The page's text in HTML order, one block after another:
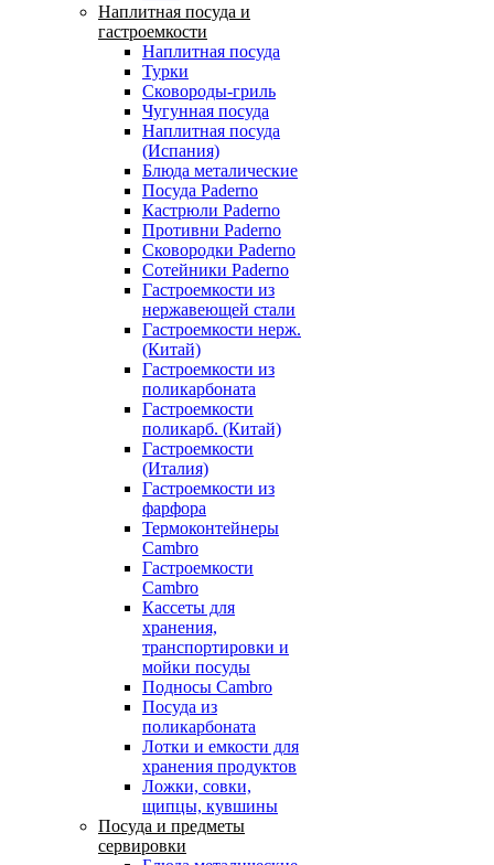
Наплитная посуда и
гастроемкости
Наплитная посуда
Турки
Сковороды-гриль
Чугунная посуда
Наплитная посуда
(Испания)
Блюда металические
Посуда Paderno
Кастрюли Paderno
Противни Paderno
Сковородки Paderno
Сотейники Paderno
Гастроемкости из
нержавеющей стали
Гастроемкости нерж.
(Китай)
Гастроемкости из
поликарбоната
Гастроемкости
поликарб. (Китай)
Гастроемкости
(Италия)
Гастроемкости из
фарфора
Термоконтейнеры
Cambro
Гастроемкости
Cambro
Кассеты для
хранения,
транспортировки и
мойки посуды
Подносы Cambro
Посуда из
поликарбоната
Лотки и емкости для
хранения продуктов
Ложки, совки,
щипцы, кувшины
Посуда и предметы
сервировки